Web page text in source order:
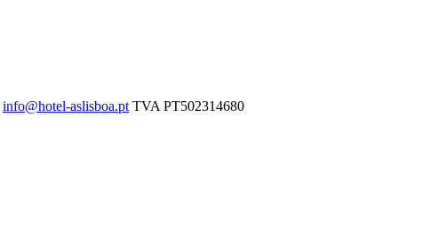
info@hotel-aslisboa.pt TVA PT502314680